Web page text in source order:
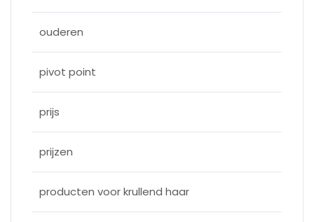
ouderen
pivot point
prijs
prijzen
producten voor krullend haar